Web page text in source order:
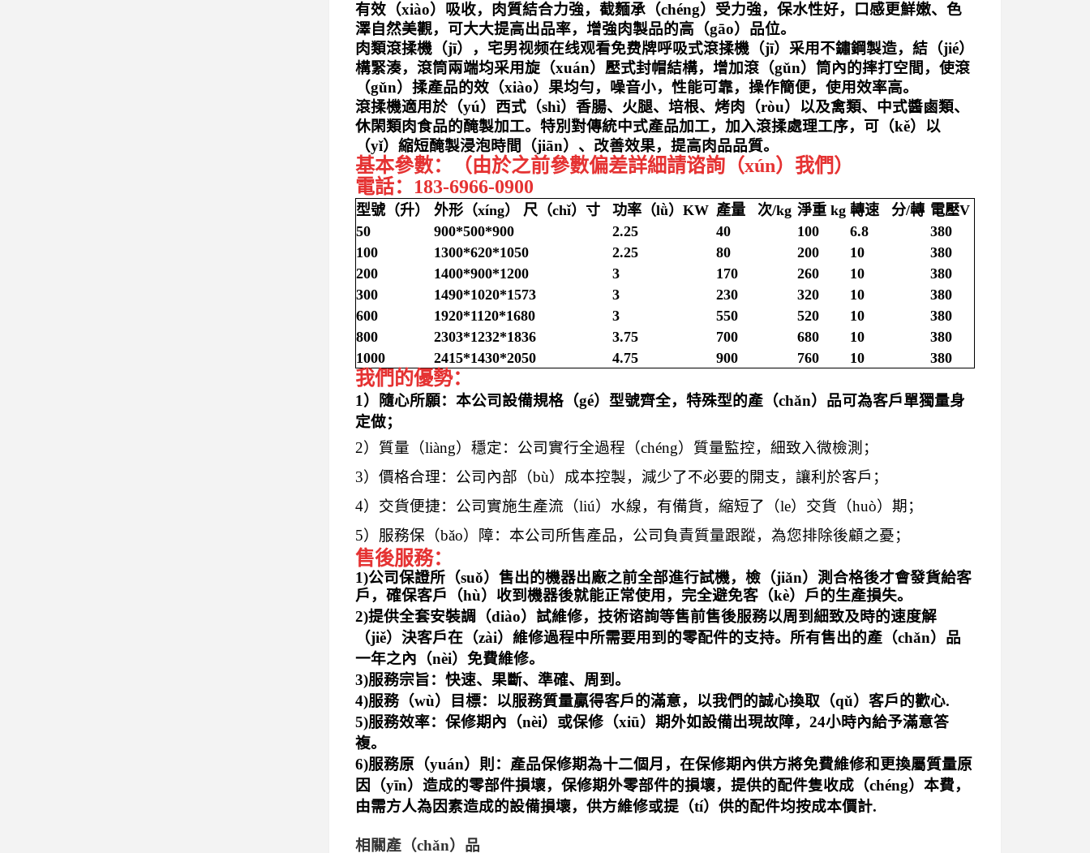
有效（xiào）吸收，肉質結合力強，截麵承（chéng）受力強，保水性好，口感更鮮嫩、色
澤自然美觀，可大大提高出品率，增強肉製品的高（gāo）品位。
肉類滾揉機（jī），宅男视频在线观看免费牌呼吸式滾揉機（jī）采用不鏽鋼製造，結（jié）
構緊湊，滾筒兩端均采用旋（xuán）壓式封帽結構，增加滾（gǔn）筒內的摔打空間，使滾
（gǔn）揉產品的效（xiào）果均勻，噪音小，性能可靠，操作簡便，使用效率高。
滾揉機適用於（yú）西式（shì）香腸、火腿、培根、烤肉（ròu）以及禽類、中式醬鹵類、
休閑類肉食品的醃製加工。特別對傳統中式產品加工，加入滾揉處理工序，可（kě）以
（yǐ）縮短醃製浸泡時間（jiān）、改善效果，提高肉品品質。
基本參數：（由於之前參數偏差詳細請谘詢（xún）我們）
電話：183-6966-0900
型號（升） 外形（xíng） 尺（chǐ）寸 功率（lǜ）KW 產量 次/kg 淨重 kg 轉速 分/轉 電壓V
50
900*500*900 2.25 40 100 6.8
380
100
1300*620*1050 2.25 80 200 10
380
200
1400*900*1200 3 170 260 10
380
300
1490*1020*1573 3 230 320 10
380
600
1920*1120*1680 3 550 520 10
380
800
2303*1232*1836 3.75 700 680 10
380
1000
2415*1430*2050 4.75 900 760 10 380
我們的優勢：
1）隨心所願：本公司設備規格（gé）型號齊全，特殊型的產（chǎn）品可為客戶單獨量身
定做；
2）質量（liàng）穩定：公司實行全過程（chéng）質量監控，細致入微檢測；
3）價格合理：公司內部（bù）成本控製，減少了不必要的開支，讓利於客戶；
4）交貨便捷：公司實施生產流（liú）水線，有備貨，縮短了（le）交貨（huò）期；
5）服務保（bǎo）障：本公司所售產品，公司負責質量跟蹤，為您排除後顧之憂；
售後服務：
1)公司保證所（suǒ）售出的機器出廠之前全部進行試機，檢（jiǎn）測合格後才會發貨給客
戶，確保客戶（hù）收到機器後就能正常使用，完全避免客（kè）戶的生產損失。
2)提供全套安裝調（diào）試維修，技術谘詢等售前售後服務以周到細致及時的速度解
（jiě）決客戶在（zài）維修過程中所需要用到的零配件的支持。所有售出的產（chǎn）品
一年之內（nèi）免費維修。
3)服務宗旨：快速、果斷、準確、周到。
4)服務（wù）目標：以服務質量贏得客戶的滿意，以我們的誠心換取（qǔ）客戶的歡心.
5)服務效率：保修期內（nèi）或保修（xiū）期外如設備出現故障，24小時內給予滿意答
複。
6)服務原（yuán）則：產品保修期為十二個月，在保修期內供方將免費維修和更換屬質量原
因（yīn）造成的零部件損壞，保修期外零部件的損壞，提供的配件隻收成（chéng）本費，
由需方人為因素造成的設備損壞，供方維修或提（tí）供的配件均按成本價計.
相關產（chǎn）品